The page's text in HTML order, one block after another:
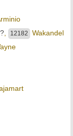
12182
Wakandel